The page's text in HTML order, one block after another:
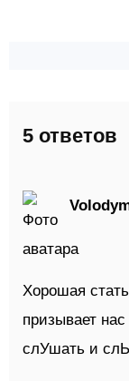
5 ответов
Хорошая
призывает
слУшать и